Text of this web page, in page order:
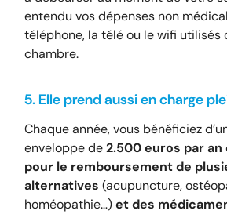
entendu vos dépenses non
téléphone, la télé ou le wifi utilisés
chambre.
5. Elle prend aussi en charge
Chaque année, vous bénéficiez
enveloppe de2.500 euros par
pour le remboursement de
alternatives (acupuncture,
homéopathie…)et des